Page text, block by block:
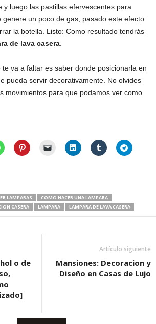
y luego las pastillas efervescentes para
genere un poco de gas, pasado este efecto
la botella. Listo: Como resultado tendrás
de lava casera
te va a faltar es saber donde posicionarla en
pueda servir decorativamente. No olvides
movimientos para que podamos ver como
LAMPARAS
COMO HACER UNA LAMPARA
CASERA LAMPARA LAMPARA DE LAVA CASERA
o de
Artículo siguiente
Mansiones: Decoracion y
Diseño en Casas de Lujo